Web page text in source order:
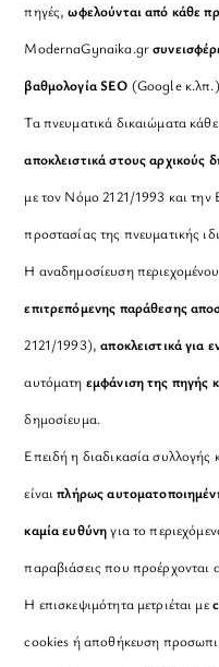
πηγές,ωφελούνται από κάθε
ModernaGynaika.gr
βαθμολογία SEO (Google
Τα πνευματικά δικαιώματα
αποκλειστικά στους αρχικούς
με τον Νόμο 2121/1993 και
προστασίας της πνευματικής
Η αναδημοσίευση
επιτρεπόμενης παράθεσης
2121/1993), αποκλειστικά για
αυτόματη εμφάνιση της πηγής
δημοσίευμα.
Επειδή η διαδικασία συλλογής
είναιπλήρως
καμία ευθύνηγια το
παραβιάσεις που προέρχονται
Η επισκεψιμότητα μετριέται με
cookies ή αποθήκευση